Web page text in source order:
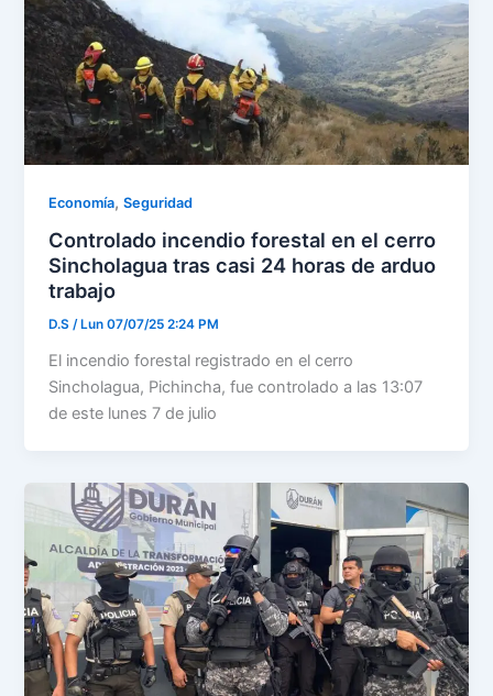
Economía,Seguridad
Controlado incendio forestal en el cerro
Sincholagua tras casi 24 horas de arduo
trabajo
D.S/ Lun 07/07/25 2:24 PM
El incendio forestal registrado en el cerro
Sincholagua, Pichincha, fue controlado a las 13:07
de este lunes 7 de julio